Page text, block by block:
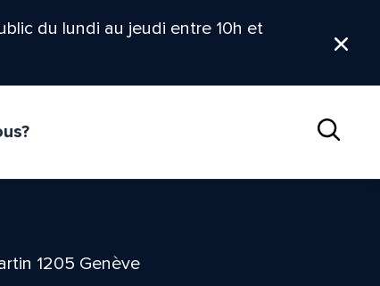
du lundi au jeudi entre 10h et
1205 Genève